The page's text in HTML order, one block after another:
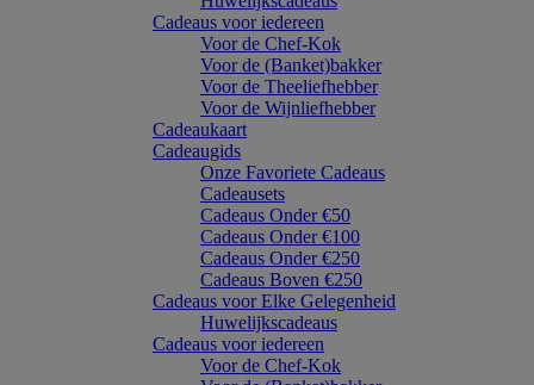
Cadeaus voor iedereen
Voor de Chef-Kok
Voor de (Banket)bakker
Voor de Theeliefhebber
Voor de Wijnliefhebber
Cadeaukaart
Cadeaugids
Onze Favoriete Cadeaus
Cadeausets
Cadeaus Onder €50
Cadeaus Onder €100
Cadeaus Onder €250
Cadeaus Boven €250
Cadeaus voor Elke Gelegenheid
Huwelijkscadeaus
Cadeaus voor iedereen
Voor de Chef-Kok